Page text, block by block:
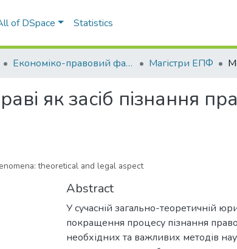
of DSpace Statistics
Економіко-правовий факультет Магістри ЕПФ
як засіб пізнання
theoretical and legal aspect
Abstract
У сучасній загально-теоретичній
покращення процесу пізнання
необхідних та важливих методів